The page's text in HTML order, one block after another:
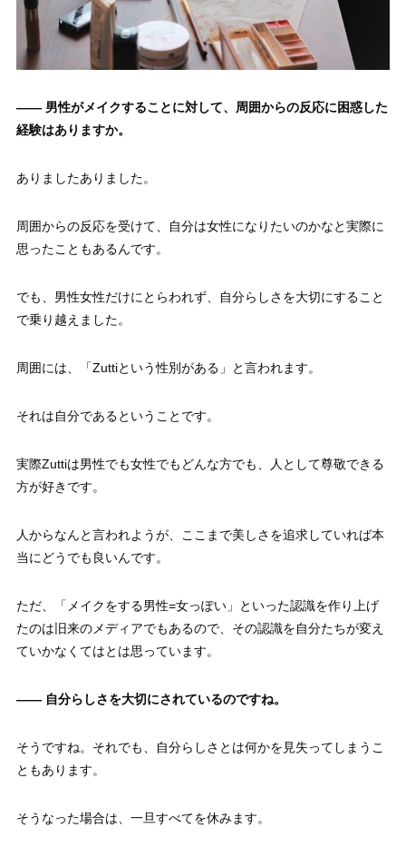
—— 男性がメイクすることに対して、周囲からの反応に困惑した
経験はありますか。
ありましたありました。
周囲からの反応を受けて、自分は女性になりたいのかなと実際に
思ったこともあるんです。
でも、男性女性だけにとらわれず、自分らしさを大切にすること
で乗り越えました。
周囲には、「Zuttiという性別がある」と言われます。
それは自分であるということです。
実際Zuttiは男性でも女性でもどんな方でも、人として尊敬できる
方が好きです。
人からなんと言われようが、ここまで美しさを追求していれば本
当にどうでも良いんです。
ただ、「メイクをする男性=女っぽい」といった認識を作り上げ
たのは旧来のメディアでもあるので、その認識を自分たちが変え
ていかなくてはとは思っています。
—— 自分らしさを大切にされているのですね。
そうですね。それでも、自分らしさとは何かを見失ってしまうこ
ともあります。
そうなった場合は、一旦すべてを休みます。